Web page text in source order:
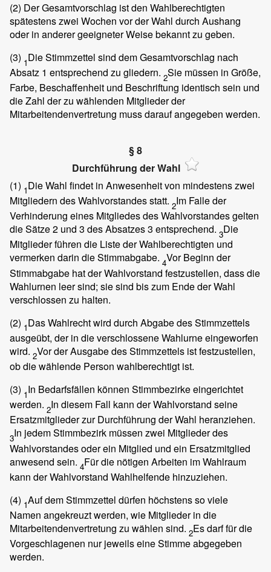
(2) Der Gesamtvorschlag ist den Wahlberechtigten
spätestens zwei Wochen vor der Wahl durch Aushang
oder in anderer geeigneter Weise bekannt zu geben.
(3) 1Die Stimmzettel sind dem Gesamtvorschlag nach
Absatz 1 entsprechend zu gliedern. 2Sie müssen in Größe,
Farbe, Beschaffenheit und Beschriftung identisch sein und
die Zahl der zu wählenden Mitglieder der
Mitarbeitendenvertretung muss darauf angegeben werden.
§ 8
Durchführung der Wahl
(1) 1Die Wahl findet in Anwesenheit von mindestens zwei
Mitgliedern des Wahlvorstandes statt. 2Im Falle der
Verhinderung eines Mitgliedes des Wahlvorstandes gelten
die Sätze 2 und 3 des Absatzes 3 entsprechend. 3Die
Mitglieder führen die Liste der Wahlberechtigten und
vermerken darin die Stimmabgabe. 4Vor Beginn der
Stimmabgabe hat der Wahlvorstand festzustellen, dass die
Wahlurnen leer sind; sie sind bis zum Ende der Wahl
verschlossen zu halten.
(2) 1Das Wahlrecht wird durch Abgabe des Stimmzettels
ausgeübt, der in die verschlossene Wahlurne eingeworfen
wird. 2Vor der Ausgabe des Stimmzettels ist festzustellen,
ob die wählende Person wahlberechtigt ist.
(3) 1In Bedarfsfällen können Stimmbezirke eingerichtet
werden. 2In diesem Fall kann der Wahlvorstand seine
Ersatzmitglieder zur Durchführung der Wahl heranziehen.
3In jedem Stimmbezirk müssen zwei Mitglieder des
Wahlvorstandes oder ein Mitglied und ein Ersatzmitglied
anwesend sein. 4Für die nötigen Arbeiten im Wahlraum
kann der Wahlvorstand Wahlhelfende hinzuziehen.
(4) 1Auf dem Stimmzettel dürfen höchstens so viele
Namen angekreuzt werden, wie Mitglieder in die
Mitarbeitendenvertretung zu wählen sind. 2Es darf für die
Vorgeschlagenen nur jeweils eine Stimme abgegeben
werden.